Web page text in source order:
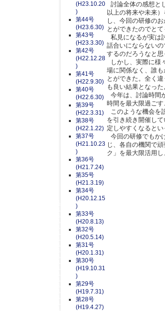
討論全体の感想と
以上の将来や未来
し、今回の研修の
とができたのでと
私見になるが実は
話合いにならない
するのだろうなと思
しかし、実際に様
場に関係なく、誰
とができた。全く
も良い結果となった
今年は、討論時間
時間を最大限過ごす
このような機会を
を引き続き開催し
定しやすくなるとい
今回の研修でもか
じ、各自の機関で
ク」を最大限活用
(H23.10.20
)
第44号
(H23.6.30)
第43号
(H23.3.30)
第42号
(H22.12.28
)
第41号
(H22.9.30)
第40号
(H22.6.30)
第39号
(H22.3.31)
第38号
(H22.1.22)
第37号
(H21.10.23
)
第36号
(H21.7.24)
第35号
(H21.3.19)
第34号
(H20.12.15
)
第33号
(H20.8.13)
第32号
(H20.5.14)
第31号
(H20.1.31)
第30号
(H19.10.31
)
第29号
(H19.7.31)
第28号
(H19.4.27)